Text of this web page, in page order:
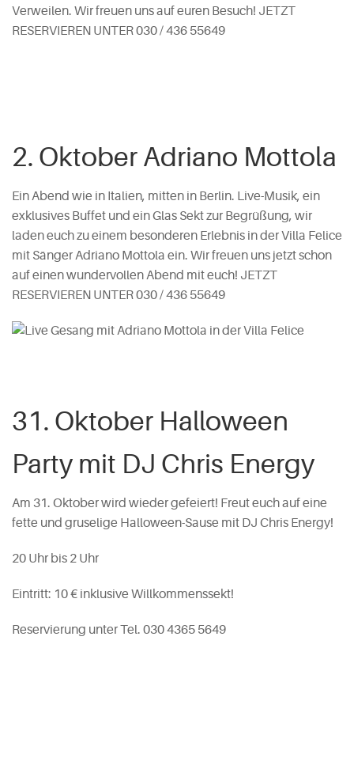
Verweilen. Wir freuen uns auf euren Besuch! JETZT
RESERVIEREN UNTER 030 / 436 55649
2. Oktober Adriano Mottola
Ein Abend wie in Italien, mitten in Berlin. Live-Musik, ein
exklusives Buffet und ein Glas Sekt zur Begrüßung, wir
laden euch zu einem besonderen Erlebnis in der Villa Felice
mit Sänger Adriano Mottola ein. Wir freuen uns jetzt schon
auf einen wundervollen Abend mit euch! JETZT
RESERVIEREN UNTER 030 / 436 55649
31. Oktober Halloween
Party mit DJ Chris Energy
Am 31. Oktober wird wieder gefeiert! Freut euch auf eine
fette und gruselige Halloween-Sause mit DJ Chris Energy!
20 Uhr bis 2 Uhr
Eintritt: 10 € inklusive Willkommenssekt!
Reservierung unter Tel. 030 4365 5649